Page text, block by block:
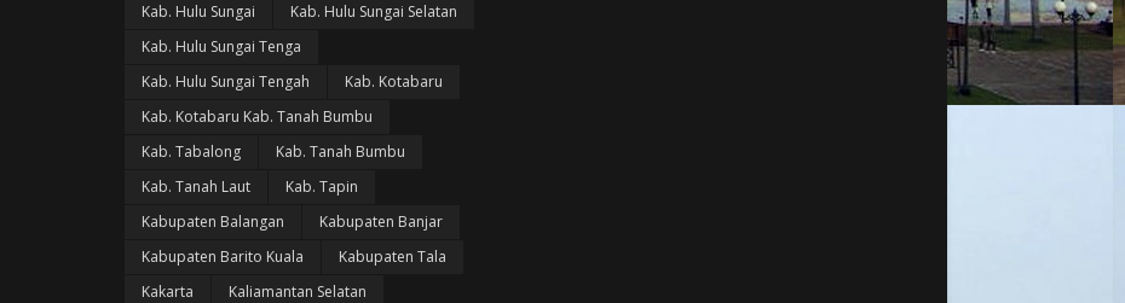
Kab. Hulu Sungai
Kab. Hulu Sungai Selatan
Kab. Hulu Sungai Tenga
Kab. Hulu Sungai Tengah
Kab. Kotabaru
Kab. Kotabaru Kab. Tanah Bumbu
Kab. Tabalong
Kab. Tanah Bumbu
Kab. Tanah Laut
Kab. Tapin
Kabupaten Balangan
Kabupaten Banjar
Kabupaten Barito Kuala
Kabupaten Tala
Kakarta
Kaliamantan Selatan